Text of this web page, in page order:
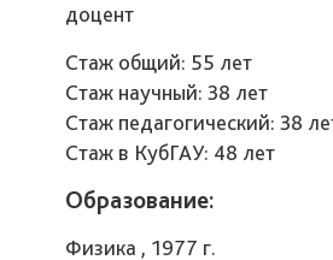
доцент
Стаж общий: 55 лет
Стаж научный: 38 лет
Стаж педагогический: 38
Стаж в КубГАУ: 48 лет
Образование:
Физика , 1977 г.